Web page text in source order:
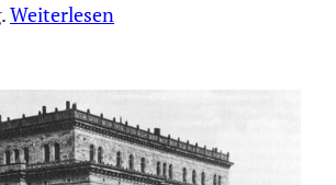
Weiterlesen